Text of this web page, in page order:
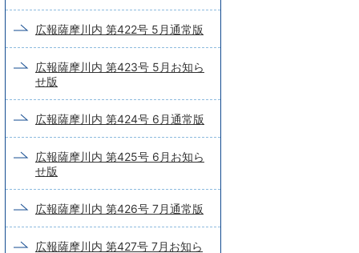
広報薩摩川内 第422号 5月通常版
広報薩摩川内 第423号 5月お知ら
せ版
広報薩摩川内 第424号 6月通常版
広報薩摩川内 第425号 6月お知ら
せ版
広報薩摩川内 第426号 7月通常版
広報薩摩川内 第427号 7月お知ら